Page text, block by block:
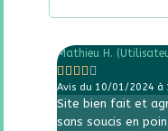
Mathieu H.
    
Avis du 10/01/2024 à
Site bien fait et
sans soucis en